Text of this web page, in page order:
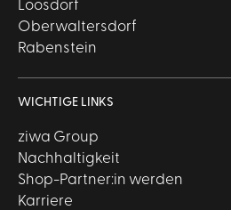
Loosdorf
Oberwaltersdorf
Rabenstein
WICHTIGE LINKS
ziwa Group
Nachhaltigkeit
Shop-Partner:in werden
Karriere